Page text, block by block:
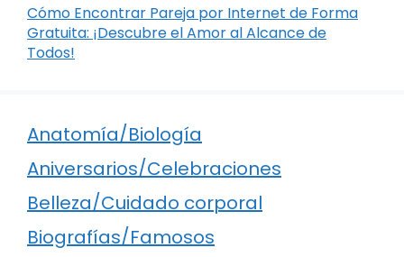
Cómo Encontrar Pareja por Internet de Forma
Gratuita: ¡Descubre el Amor al Alcance de
Todos!
Anatomía/Biología
Aniversarios/Celebraciones
Belleza/Cuidado corporal
Biografías/Famosos